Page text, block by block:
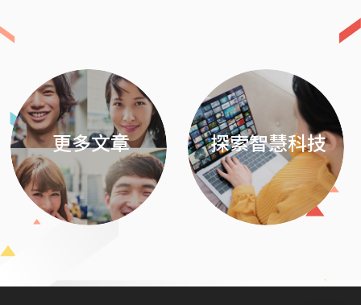
更多文章 探索智慧科技
Next